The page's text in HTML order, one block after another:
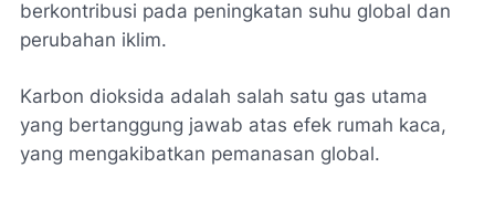
berkontribusi pada peningkatan suhu global dan
perubahan iklim.
Karbon dioksida adalah salah satu gas utama
yang bertanggung jawab atas efek rumah kaca,
yang mengakibatkan pemanasan global.